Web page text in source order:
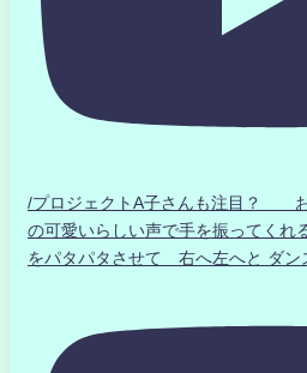
/プロジェクトA子さんも注目？
の可愛いらしい声で手を振ってく
をパタパタさせて 右へ左へと ダン